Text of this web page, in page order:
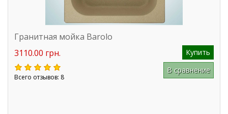
Гранитная мойка Barolo
3110.00 грн.
Купить
Всего отзывов: 8
В сравнение